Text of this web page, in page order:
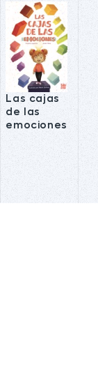
Las cajas
de las
emociones